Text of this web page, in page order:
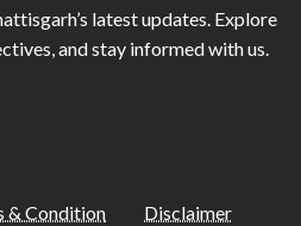
latest updates. Explore
and stay informed with us.
& Condition Disclaimer